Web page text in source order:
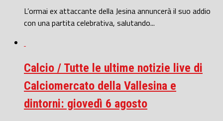
L’ormai ex attaccante della Jesina annuncerà il suo addio
con una partita celebrativa, salutando...
Calcio / Tutte le ultime notizie live di
Calciomercato della Vallesina e
dintorni: giovedì 6 agosto